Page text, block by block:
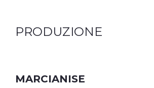
PRODUZIONE
MARCIANISE